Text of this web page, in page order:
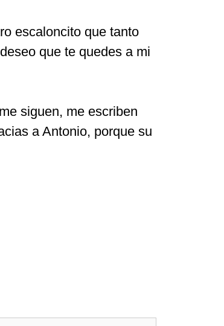
escaloncito que tanto
que te quedes a mi
siguen, me escriben
a Antonio, porque su